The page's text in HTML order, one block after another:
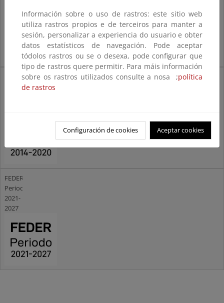
FEDER
Periodo
FEDER
Periodo
2021-
2027
Información sobre o uso de rastros: este sitio web
utiliza rastros propios e de terceiros para manter a
sesión, personalizar a experiencia do usuario e obter
datos estatísticos de navegación. Pode aceptar
tódolos rastros ou se o desexa, pode configurar que
tipo de rastros quere permitir. Para máis información
sobre os rastros utilizados consulte a nosa ;política
de rastros
Configuración de cookies Aceptar cookies